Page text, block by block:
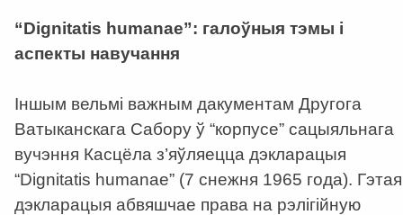
“Dignitatis humanae”: галоўныя тэмы і
аспекты навучання
Іншым вельмі важным дакументам Другога
Ватыканскага Сабору ў “корпусе” сацыяльнага
вучэння Касцёла з’яўляецца дэкларацыя
“Dignitatis humanae” (7 снежня 1965 года). Гэтая
дэкларацыя абвяшчае права на рэлігійную